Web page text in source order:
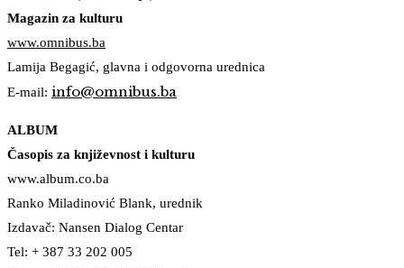
Magazin za kulturu
www.omnibus.ba
Lamija Begagić, glavna i odgovorna urednica
E-mail: info@omnibus.ba
ALBUM
Časopis za književnost i kulturu
www.album.co.ba
Ranko Miladinović Blank, urednik
Izdavač: Nansen Dialog Centar
Tel: + 387 33 202 005